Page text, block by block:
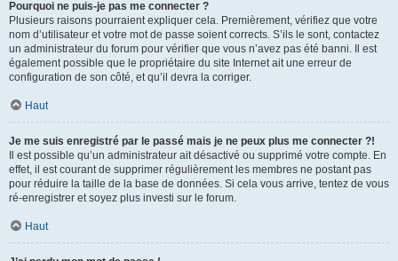
Pourquoi ne puis-je pas me connecter ?
Plusieurs raisons pourraient expliquer cela. Premièrement, vérifiez que votre
nom d’utilisateur et votre mot de passe soient corrects. S’ils le sont, contactez
un administrateur du forum pour vérifier que vous n’avez pas été banni. Il est
également possible que le propriétaire du site Internet ait une erreur de
configuration de son côté, et qu’il devra la corriger.
Haut
Je me suis enregistré par le passé mais je ne peux plus me connecter ?!
Il est possible qu’un administrateur ait désactivé ou supprimé votre compte. En
effet, il est courant de supprimer régulièrement les membres ne postant pas
pour réduire la taille de la base de données. Si cela vous arrive, tentez de vous
ré-enregistrer et soyez plus investi sur le forum.
Haut